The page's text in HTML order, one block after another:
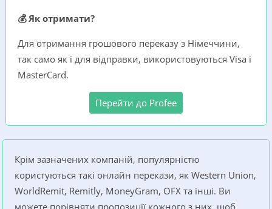
💰 Як отримати?
Для отримання грошового переказу з Німеччини,
так само як і для відправки, використовуються Visa i
MasterCard.
Перейти до Profee
Крім зазначених компаній, популярністю
користуються такі онлайн перекази, як Western Union,
WorldRemit, Remitly, MoneyGram, OFX та інші. Ви
можете порівняти пропозиції кожного з них, щоб